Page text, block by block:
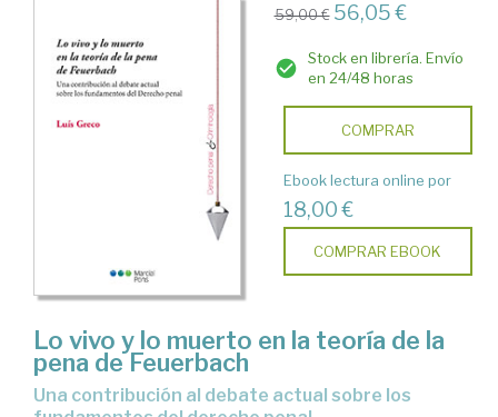
59,00 € 56,05 €
Stock en librería. Envío
en 24/48 horas
COMPRAR
Ebook lectura online por
18,00 €
COMPRAR EBOOK
Lo vivo y lo muerto en la teoría de la
pena de Feuerbach
Una contribución al debate actual sobre los